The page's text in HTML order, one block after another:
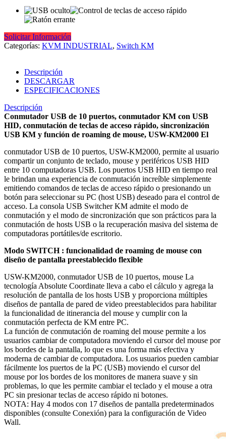
Solicitar Información
Categorías: KVM INDUSTRIAL, Switch KM
Descripción
DESCARGAR
ESPECIFICACIONES
Descripción
Conmutador USB de 10 puertos, conmutador KM con USB
HID, conmutación de teclas de acceso rápido, sincronización
USB KM y función de roaming de mouse, USW-KM2000 El
conmutador USB de 10 puertos, USW-KM2000, permite al usuario
compartir un conjunto de teclado, mouse y periféricos USB HID
entre 10 computadoras USB. Los puertos USB HID en tiempo real
le brindan una experiencia de conmutación increíble simplemente
emitiendo comandos de teclas de acceso rápido o presionando un
botón para seleccionar su PC (host USB) deseado para el control de
acceso. La consola USB Switcher KM admite el modo de
conmutación y el modo de sincronización que son prácticos para la
conmutación de hosts USB o la recuperación masiva del sistema de
computadoras portátiles/de escritorio.
Modo SWITCH : funcionalidad de roaming de mouse con
diseño de pantalla preestablecido flexible
USW-KM2000, conmutador USB de 10 puertos, mouse La
tecnología Absolute Coordinate lleva a cabo el cálculo y agrega la
resolución de pantalla de los hosts USB y proporciona múltiples
diseños de pantalla de pared de video preestablecidos para habilitar
la funcionalidad de itinerancia del mouse y cumplir con la
conmutación perfecta de KM entre PC.
La función de conmutación de roaming del mouse permite a los
usuarios cambiar de computadora moviendo el cursor del mouse por
los bordes de la pantalla, lo que es una forma más efectiva y
moderna de cambiar de computadora. Los usuarios pueden cambiar
fácilmente los puertos de la PC (USB) moviendo el cursor del
mouse por los bordes de los monitores de manera suave y sin
problemas, lo que les permite cambiar el teclado y el mouse a otra
PC sin presionar teclas de acceso rápido ni botones.
NOTA: Hay 4 modos con 17 diseños de pantalla predeterminados
disponibles (consulte Conexión) para la configuración de Video
Wall.